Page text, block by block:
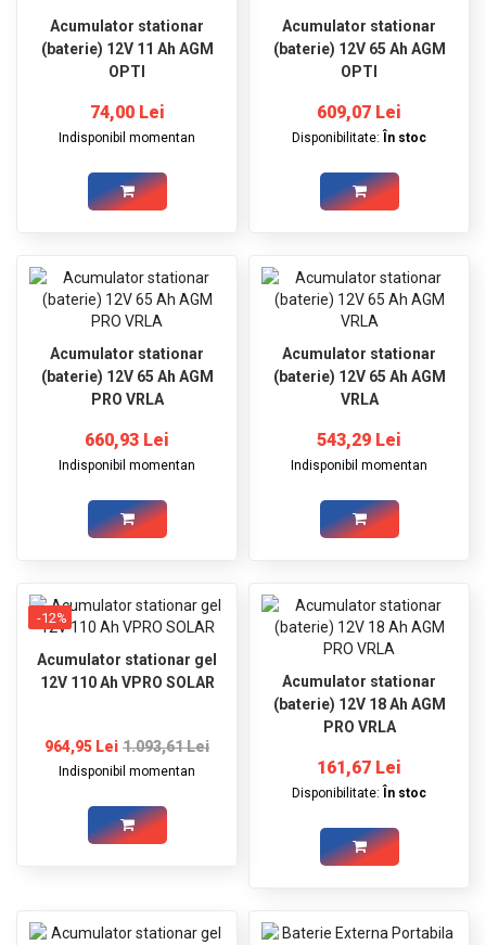
Acumulator stationar
(baterie) 12V 11 Ah AGM
OPTI
74,00 Lei
Indisponibil momentan
Acumulator stationar
(baterie) 12V 65 Ah AGM
OPTI
609,07 Lei
Disponibilitate: În stoc
Acumulator stationar
(baterie) 12V 65 Ah AGM
PRO VRLA
660,93 Lei
Indisponibil momentan
Acumulator stationar
(baterie) 12V 65 Ah AGM
VRLA
543,29 Lei
Indisponibil momentan
-12%
Acumulator stationar gel
12V 110 Ah VPRO SOLAR
964,95 Lei 1.093,61 Lei
Indisponibil momentan
Acumulator stationar
(baterie) 12V 18 Ah AGM
PRO VRLA
161,67 Lei
Disponibilitate: În stoc